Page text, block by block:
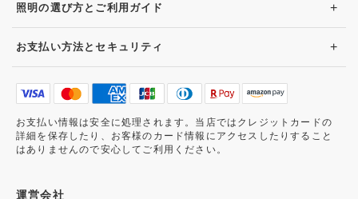
照明の選び方とご利用ガイド +
お支払い方法とセキュリティ +
お支払い情報は安全に処理されます。当店ではクレジットカードの
詳細を保存したり、お客様のカード情報にアクセスしたりすること
はありませんので安心してご利用ください。
運営会社